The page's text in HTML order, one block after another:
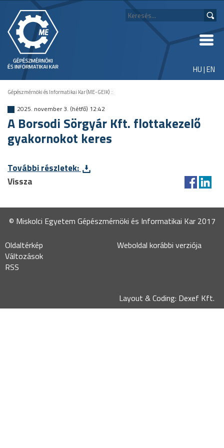
HU|EN
Gépészmérnöki és Informatikai Kar (ME-GEIK)::
2025. november 3. (hétfő) 12:42
A Borsodi Sörgyár Kft. flottakezelő
gyakornokot keres
További részletek:
Vissza
© Miskolci Egyetem Gépészmérnöki és Informatikai Kar 2017
Oldaltérkép
Változások
RSS
Weboldal korábbi verziója
Layout & Coding: Dexef Kft.